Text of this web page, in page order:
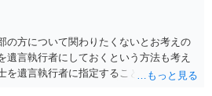
の方について関わりたくないとお考えの
遺言執行者にしておくという方法も考え
を遺言執行者に指定することもできます